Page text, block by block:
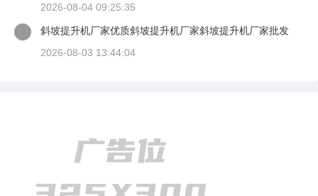
2026-08-04 09:25:35
斜坡提升机厂家优质斜坡提升机厂家斜坡提升机厂家批发
2026-08-03 13:44:04